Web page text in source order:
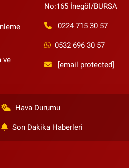
ve
No:165 İnegöl/BURSA
0224 715 30 57
0532 696 30 57
[email protected]
Hava Durumu
Son Dakika Haberleri